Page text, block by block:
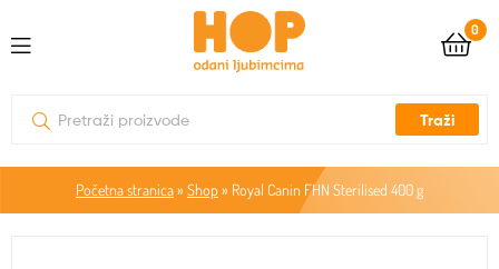
0
Traži
Početna stranica» Shop» Royal Canin FHN Sterilised 400 g